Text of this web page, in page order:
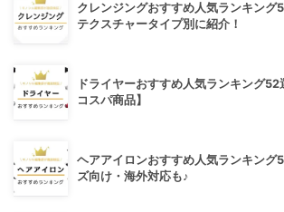
クレンジングおすすめ人気ランキング
テクスチャータイプ別に紹介！
ドライヤーおすすめ人気ランキング52
コスパ商品】
ヘアアイロンおすすめ人気ランキング
ズ向け・海外対応も♪